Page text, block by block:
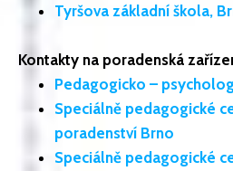
Tyršova základní škola,
Kontakty na poradenská
Pedagogicko –
Speciálně pedagogické
poradenství Brno
Speciálně pedagogické